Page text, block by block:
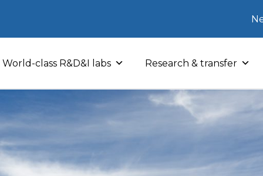
World-class R&D&I labs Research & transfer